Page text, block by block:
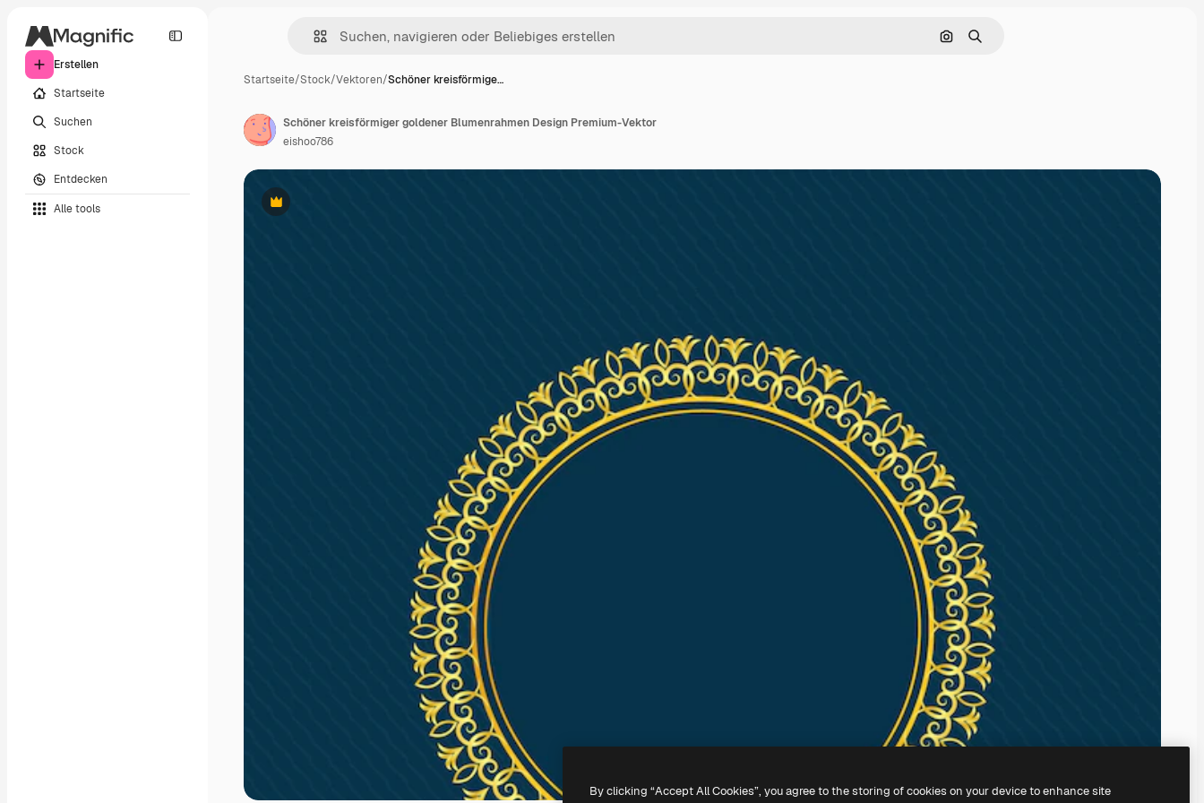
Erstellen
Startseite
Suchen
Stock
Entdecken
Alle tools
Nach Bild suchen
Suchen
Startseite/Stock/Vektoren/Schöner kreisförmige…
Premium
Schöner kreisförmiger goldener Blumenrahmen Design Premium-Vektor
eishoo786
By clicking “Accept All Cookies”, you agree to the storing of cookies on your device to enhance site